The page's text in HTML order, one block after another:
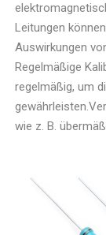
Leitungen
Auswirkungen
Regelmäßige
regelmäßig, um
wie z. B.